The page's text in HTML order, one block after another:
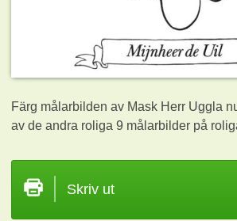
Färg målarbilden av Mask Herr Uggla
av de andra roliga 9 målarbilder på
Skriv ut